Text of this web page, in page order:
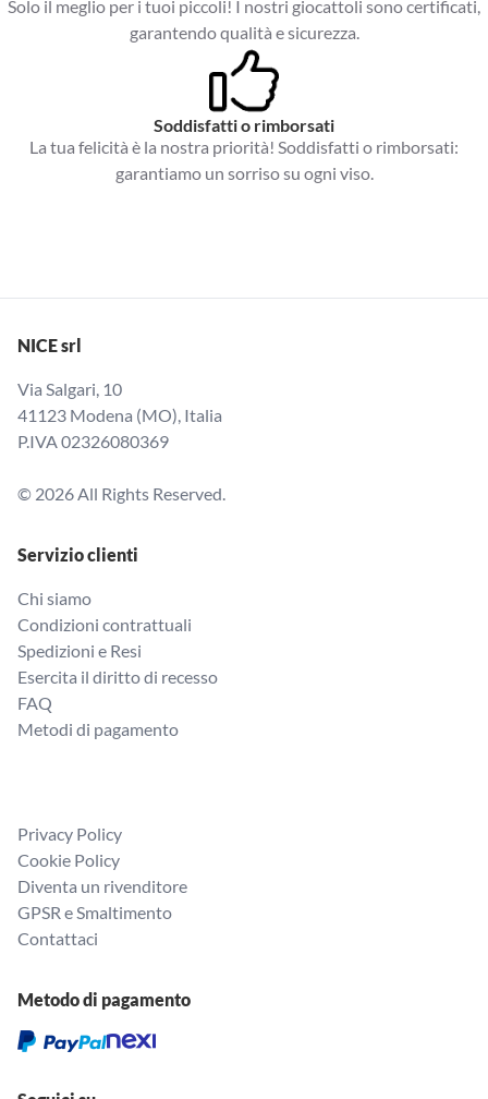
Solo il meglio per i tuoi piccoli! I nostri giocattoli sono certificati,
garantendo qualità e sicurezza.
Soddisfatti o rimborsati
La tua felicità è la nostra priorità! Soddisfatti o rimborsati:
garantiamo un sorriso su ogni viso.
NICE srl
Via Salgari, 10
41123 Modena (MO), Italia
P.IVA 02326080369
© 2026 All Rights Reserved.
Servizio clienti
Chi siamo
Condizioni contrattuali
Spedizioni e Resi
Esercita il diritto di recesso
FAQ
Metodi di pagamento
Privacy Policy
Cookie Policy
Diventa un rivenditore
GPSR e Smaltimento
Contattaci
Metodo di pagamento